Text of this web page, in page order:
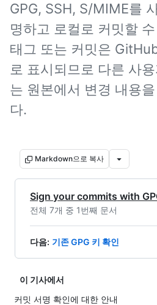
GPG, SSH, S/MIME를
명하고 로컬로 커밋할
태그 또는 커밋은
로 표시되므로 다른 사
는 원본에서 변경 내용
다.
Markdown으로 복사
Sign your commits with
전체 7개 중 1번째 문서
다음: 기존 GPG 키 확인
이 기사에서
커밋 서명 확인에 대한 안내